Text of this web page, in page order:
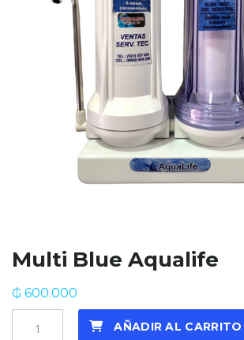
Multi Blue Aqualife
₲ 600.000
AÑADIR AL CARRITO